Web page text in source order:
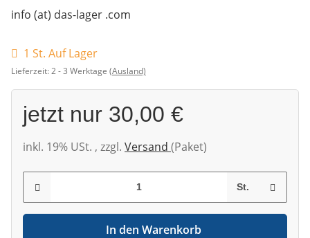
info (at) das-lager .com
1 St. Auf Lager
Lieferzeit:2 - 3 Werktage (Ausland)
jetzt nur 30,00 €
inkl. 19% USt. , zzgl. Versand (Paket)
St.
In den Warenkorb